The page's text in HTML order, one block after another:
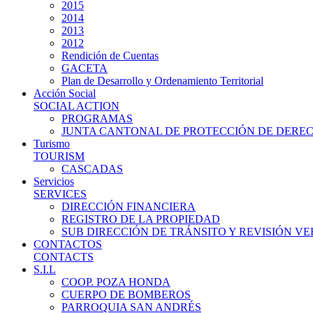
2015
2014
2013
2012
Rendición de Cuentas
GACETA
Plan de Desarrollo y Ordenamiento Territorial
Acción Social
SOCIAL ACTION
PROGRAMAS
JUNTA CANTONAL DE PROTECCIÓN DE
Turismo
TOURISM
CASCADAS
Servicios
SERVICES
DIRECCIÓN FINANCIERA
REGISTRO DE LA PROPIEDAD
SUB DIRECCIÓN DE TRÁNSITO Y REVISIÓN
CONTACTOS
CONTACTS
S.I.L
COOP. POZA HONDA
CUERPO DE BOMBEROS
PARROQUIA SAN ANDRÉS